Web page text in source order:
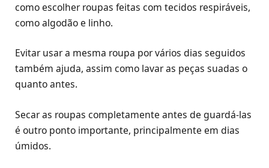
como escolher roupas feitas com tecidos respiráveis,
como algodão e linho.
Evitar usar a mesma roupa por vários dias seguidos
também ajuda, assim como lavar as peças suadas o
quanto antes.
Secar as roupas completamente antes de guardá-las
é outro ponto importante, principalmente em dias
úmidos.